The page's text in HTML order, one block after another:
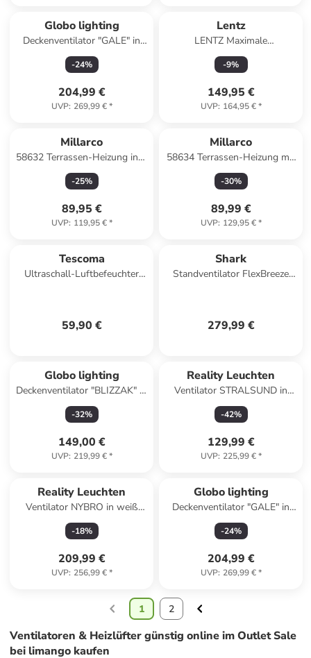
Globo lighting
Deckenventilator "GALE" in
black
-24%
204,99 €
UVP: 269,99 €*
Lentz
LENTZ Maximale
Wärmeabdeckung: Terrassen-
Heizstrahler mit in Schwarz
-9%
149,95 €
UVP: 164,95 €*
Millarco
58632 Terrassen-Heizung inkl.
Fernbedienung Wärmestrahler
Wandmontage
-25%
89,95 €
UVP: 119,95 €*
Millarco
58634 Terrassen-Heizung mit
Fernbedienung Heizstrahler
Wandmontage
-30%
89,99 €
UVP: 129,95 €*
Tescoma
Ultraschall-Luftbefeuchter
59,90 €
Shark
Standventilator FlexBreeze
279,99 €
Globo lighting
Deckenventilator "BLIZZAK" in
black
-32%
149,00 €
UVP: 219,99 €*
Reality Leuchten
Ventilator STRALSUND in
titanfarbig
-42%
129,99 €
UVP: 225,99 €*
Reality Leuchten
Ventilator NYBRO in weiß
matt
-18%
209,99 €
UVP: 256,99 €*
Globo lighting
Deckenventilator "GALE" in
white
-24%
204,99 €
UVP: 269,99 €*
1 2
Ventilatoren & Heizlüfter günstig online im Outlet Sale
bei limango kaufen